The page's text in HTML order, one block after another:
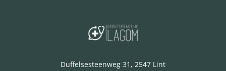
Duffelsesteenweg 31, 2547 Lint